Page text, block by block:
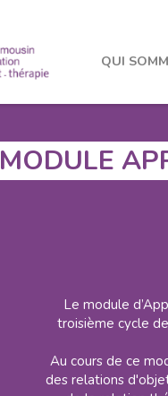
QUI
PREMIER
MODULE
Le module
troisième cycle
Au cours de ce
des relations